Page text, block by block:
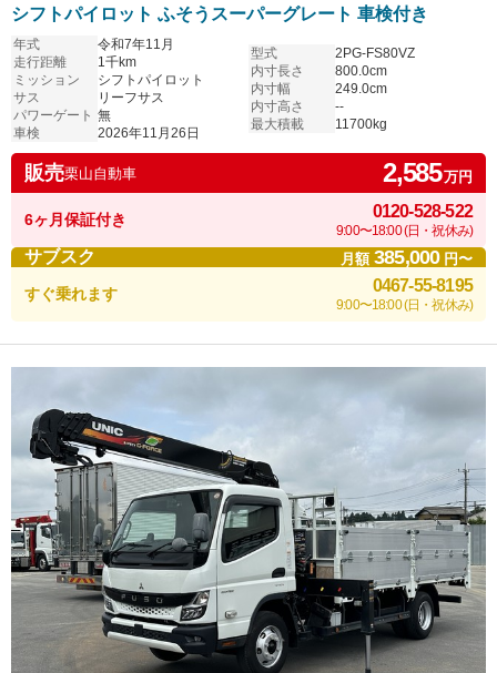
シフトパイロット ふそうスーパーグレート 車検付き
年式
令和7年11月
走行距離
1千km
ミッション
シフトパイロット
サス
リーフサス
パワーゲート 無
車検
2026年11月26日
型式
2PG-FS80VZ
内寸長さ
800.0cm
内寸幅
249.0cm
内寸高さ
--
最大積載
11700kg
販売栗山自動車 2,585万円
6ヶ月保証付き 0120-528-522
9:00〜18:00 (日・祝休み)
サブスク 月額385,000円〜
すぐ乗れます 0467-55-8195
9:00〜18:00 (日・祝休み)